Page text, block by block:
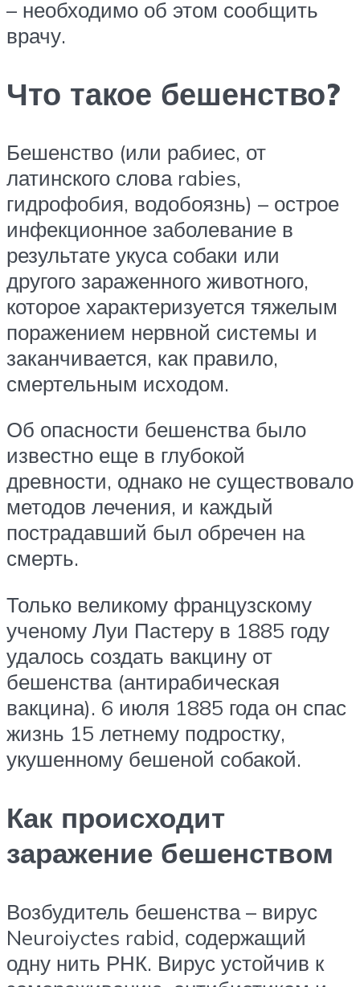
– необходимо об этом сообщить
врачу.
Что такое бешенство?
Бешенство (или рабиес, от
латинского слова rabies,
гидрофобия, водобоязнь) – острое
инфекционное заболевание в
результате укуса собаки или
другого зараженного животного,
которое характеризуется тяжелым
поражением нервной системы и
заканчивается, как правило,
смертельным исходом.
Об опасности бешенства было
известно еще в глубокой
древности, однако не существовало
методов лечения, и каждый
пострадавший был обречен на
смерть.
Только великому французскому
ученому Луи Пастеру в 1885 году
удалось создать вакцину от
бешенства (антирабическая
вакцина). 6 июля 1885 года он спас
жизнь 15 летнему подростку,
укушенному бешеной собакой.
Как происходит
заражение бешенством
Возбудитель бешенства – вирус
Neuroiyctes rabid, содержащий
одну нить РНК. Вирус устойчив к